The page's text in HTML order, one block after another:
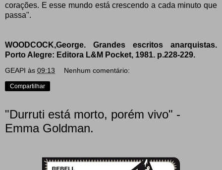
corações. E esse mundo está crescendo a cada minuto que
passa".
WOODCOCK,George. Grandes escritos anarquistas.
Porto Alegre: Editora L&M Pocket, 1981. p.228-229.
GEAPI às 09:13 Nenhum comentário:
Compartilhar
"Durruti está morto, porém vivo" -
Emma Goldman.